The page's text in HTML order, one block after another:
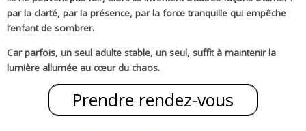
par la clarté, par la présence, par la force tranquille qui empêche
l’enfant de sombrer.
Car parfois, un seul adulte stable, un seul, suffit à maintenir la
lumière allumée au cœur du chaos.
Prendre rendez-vous